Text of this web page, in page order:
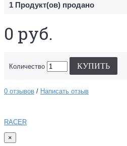
1 Продукт(ов) продано
0 руб.
Количество КУПИТЬ
0 отзывов / Написать отзыв
RACER
×